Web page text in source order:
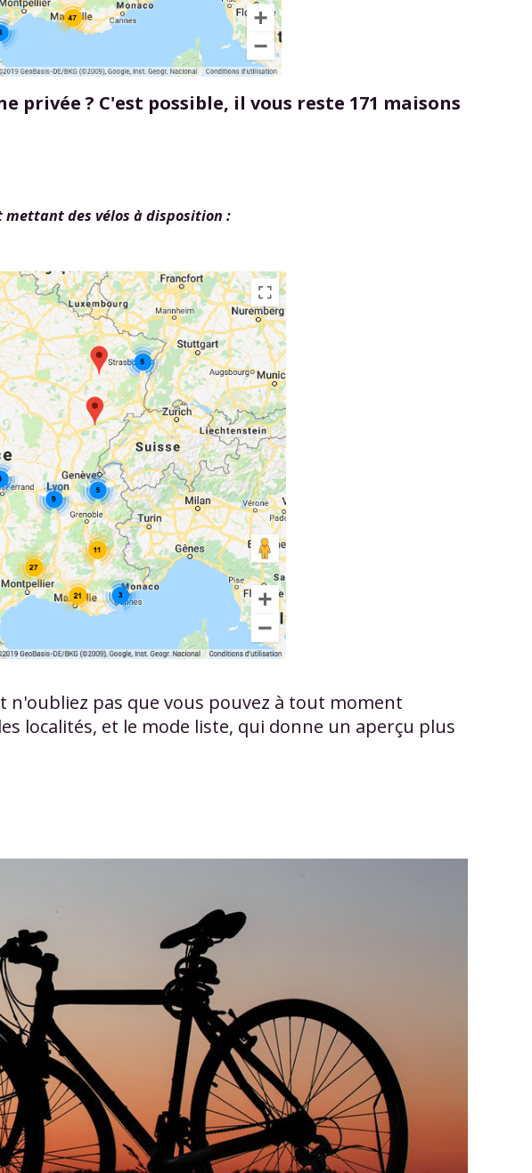
privée ? C'est possible, il vous reste 171 maisons
mettant des vélos à disposition :
pas que vous pouvez à tout moment
localités, et le mode liste, qui donne un aperçu plus